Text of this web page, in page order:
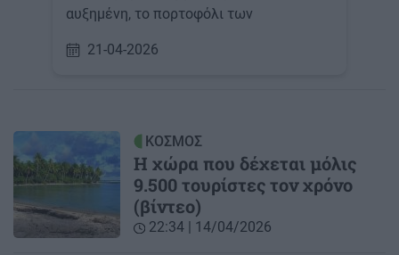
αυξημένη, το πορτοφόλι των
21-04-2026
ΚΟΣΜΟΣ
Η χώρα που δέχεται μόλις
9.500 τουρίστες τον χρόνο
(βίντεο)
22:34 | 14/04/2026